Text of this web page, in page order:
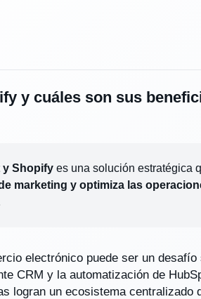
y cuáles son sus
y Shopify es una solución estratégica
marketing y optimiza las
electrónico puede ser un desafío
CRM y la automatización de
logran un ecosistema centralizado